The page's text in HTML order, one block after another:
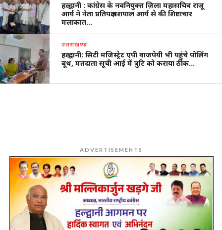
हल्द्वानी : कांग्रेस के नवनियुक्त ज़िला महासचिव राजू
आर्य ने नेता प्रतिपक्ष यशपाल आर्य से की शिष्टाचार
मलाकात…
उत्तराखण्ड
हल्द्वानी: सिटी मजिस्ट्रेट एपी वाजपेयी भी पहुंचे पोलिंग
बूथ, मतदाता सूची आई में त्रुटि को कराया ठीक…
ADVERTISEMENTS